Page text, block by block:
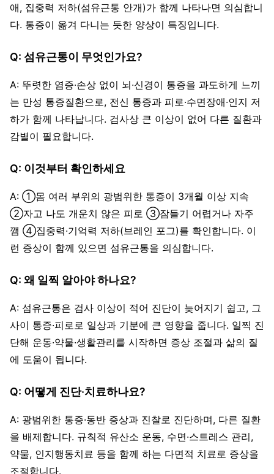
애, 집중력 저하(섬유근통 안개)가 함께 나타나면 의심합니
다. 통증이 옮겨 다니는 듯한 양상이 특징입니다.
Q: 섬유근통이 무엇인가요?
A: 뚜렷한 염증·손상 없이 뇌·신경이 통증을 과도하게 느끼
는 만성 통증질환으로, 전신 통증과 피로·수면장애·인지 저
하가 함께 나타납니다. 검사상 큰 이상이 없어 다른 질환과
감별이 필요합니다.
Q: 이것부터 확인하세요
A: ①몸 여러 부위의 광범위한 통증이 3개월 이상 지속
②자고 나도 개운치 않은 피로 ③잠들기 어렵거나 자주
깸 ④집중력·기억력 저하(브레인 포그)를 확인합니다. 이
런 증상이 함께 있으면 섬유근통을 의심합니다.
Q: 왜 일찍 알아야 하나요?
A: 섬유근통은 검사 이상이 적어 진단이 늦어지기 쉽고, 그
사이 통증·피로로 일상과 기분에 큰 영향을 줍니다. 일찍 진
단해 운동·약물·생활관리를 시작하면 증상 조절과 삶의 질
에 도움이 됩니다.
Q: 어떻게 진단·치료하나요?
A: 광범위한 통증·동반 증상과 진찰로 진단하며, 다른 질환
을 배제합니다. 규칙적 유산소 운동, 수면·스트레스 관리,
약물, 인지행동치료 등을 함께 하는 다면적 치료로 증상을
조절합니다.